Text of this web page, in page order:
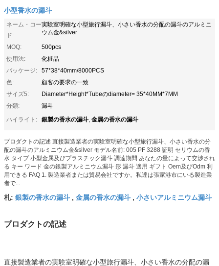
小型香水の漏斗
ネーム・コー
ド:
実験室明確な小型旅行漏斗、小さい香水の分配の漏斗のアルミニ
ウム金&silver
MOQ:
500pcs
使用法:
化粧品
パッケージ:
57*38*40mm/8000PCS
色:
顧客の要求の一致
サイズ5:
Diameter*Height*Tubeのdiameter= 35*40MM*7MM
分類:
漏斗
ハイライト:
銀製の香水の漏斗, 金属の香水の漏斗
プロダクトの記述 直接製造業者の実験室明確な小型旅行漏斗、小さい香水の分
配の漏斗のアルミニウム金&silver モデル名前: 005 PF 3288 証明 セリウムの香
水 タイプ 小型金属及びプラスチック漏斗 調達期間 あなたの量によって交渉され
る キー ワード 金の銀製アルミニウム漏斗 形 漏斗 適用 ギフト Oem及びOdm 利
用できる FAQ 1. 製造業者または貿易会社ですか。私達は張家港市にいる製造業
者で...
札: 銀製の香水の漏斗 , 金属の香水の漏斗 , 小さいアルミニウム漏斗
プロダクトの記述
直接製造業者の実験室明確な小型旅行漏斗、小さい香水の分配の漏